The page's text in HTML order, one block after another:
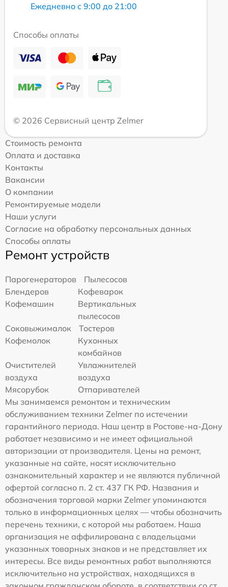
Ежедневно с 9:00 до 21:00
Способы оплаты
© 2026 Сервисный центр Zelmer
Стоимость ремонта
Оплата и доставка
Контакты
Вакансии
О компании
Ремонтируемые модели
Наши услуги
Согласие на обработку персональных данных
Способы оплаты
Ремонт устройств
Парогенераторов
Пылесосов
Блендеров
Кофеварок
Кофемашин
Вертикальных
пылесосов
Соковыжималок
Тостеров
Кофемолок
Кухонных
комбайнов
Очистителей
воздуха
Увлажнителей
воздуха
Мясорубок
Отпаривателей
Мы занимаемся ремонтом и техническим
обслуживанием техники Zelmer по истечении
гарантийного периода. Наш центр в Ростове-на-Дону
работает независимо и не имеет официальной
авторизации от производителя. Цены на ремонт,
указанные на сайте, носят исключительно
ознакомительный характер и не являются публичной
офертой согласно п. 2 ст. 437 ГК РФ. Названия и
обозначения торговой марки Zelmer упоминаются
только в информационных целях — чтобы обозначить
перечень техники, с которой мы работаем. Наша
организация не аффилирована с владельцами
указанных товарных знаков и не представляет их
интересы. Все виды ремонтных работ выполняются
исключительно на устройствах, находящихся в